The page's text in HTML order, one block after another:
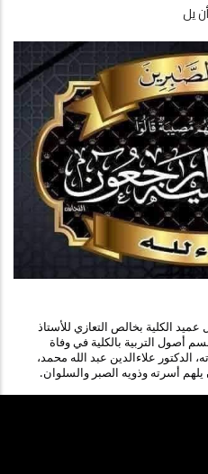
يل
يلهم أسرته وذويه الصبر والسلوان.